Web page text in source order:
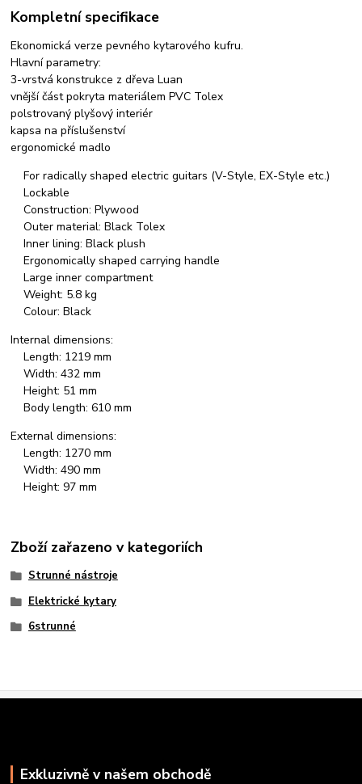
Kompletní specifikace
Ekonomická verze pevného kytarového kufru.
Hlavní parametry:
3-vrstvá konstrukce z dřeva Luan
vnější část pokryta materiálem PVC Tolex
polstrovaný plyšový interiér
kapsa na příslušenství
ergonomické madlo
For radically shaped electric guitars (V-Style, EX-Style etc.)
Lockable
Construction: Plywood
Outer material: Black Tolex
Inner lining: Black plush
Ergonomically shaped carrying handle
Large inner compartment
Weight: 5.8 kg
Colour: Black
Internal dimensions:
Length: 1219 mm
Width: 432 mm
Height: 51 mm
Body length: 610 mm
External dimensions:
Length: 1270 mm
Width: 490 mm
Height: 97 mm
Zboží zařazeno v kategoriích
Strunné nástroje
Elektrické kytary
6strunné
Exkluzivně v našem obchodě